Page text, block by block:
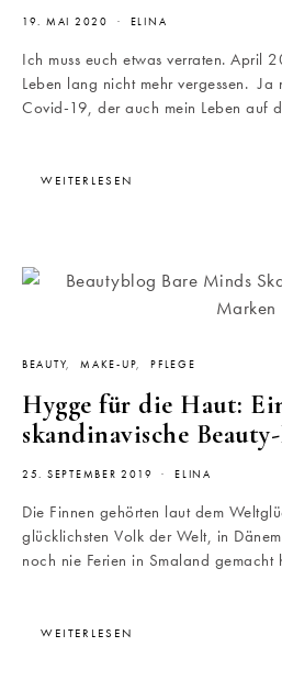
19. MAI 2020 ELINA
Ich muss euch etwas verraten. April
Leben lang nicht mehr vergessen.
Covid-19, der auch mein Leben auf
WEITERLESEN
BEAUTY MAKE-UP PFLEGE
Hygge für die Haut:
skandinavische
25. SEPTEMBER 2019 ELINA
Die Finnen gehörten laut dem
glücklichsten Volk der Welt, in
noch nie Ferien in Smaland gemacht
WEITERLESEN